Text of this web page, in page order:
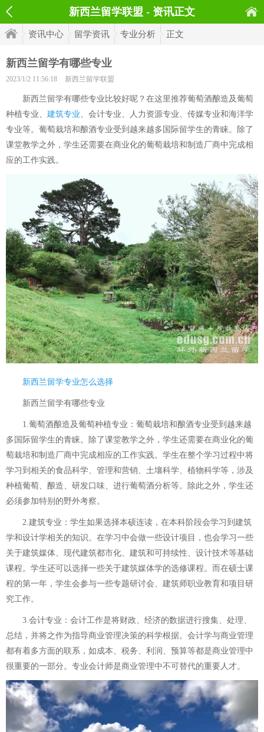
新西兰留学联盟 - 资讯正文
资讯中心 留学资讯 专业分析 正文
新西兰留学有哪些专业
2023/1/2 11:56:18 新西兰留学联盟
新西兰留学有哪些专业比较好呢？在这里推荐葡萄酒酿造及葡萄
种植专业、 建筑专业、会计专业、人力资源专业、传媒专业和海洋学
专业等。葡萄栽培和酿酒专业受到越来越多国际留学生的青睐。除了
课堂教学之外，学生还需要在商业化的葡萄栽培和制造厂商中完成相
应的工作实践。
新西兰留学专业怎么选择
新西兰留学有哪些专业
1.葡萄酒酿造及葡萄种植专业：葡萄栽培和酿酒专业受到越来越
多国际留学生的青睐。除了课堂教学之外，学生还需要在商业化的葡
萄栽培和制造厂商中完成相应的工作实践。学生在整个学习过程中将
学习到相关的食品科学、管理和营销、土壤科学、植物科学等，涉及
种植葡萄、酿造、研发口味、进行葡萄酒分析等。除此之外，学生还
必须参加特别的野外考察。
2.建筑专业：学生如果选择本硕连读，在本科阶段会学习到建筑
学和设计学相关的知识。在学习中会做一些设计项目，也会学习一些
关于建筑媒体、现代建筑都市化、建筑和可持续性、设计技术等基础
课程。学生还可以选择一些关于建筑媒体学的选修课程。而在硕士课
程的第一年，学生会参与一些专题研讨会、建筑师职业教育和项目研
究工作。
3.会计专业：会计工作是将财政、经济的数据进行搜集、处理、
总结，并将之作为指导商业管理决策的科学根据。会计学与商业管理
都有着多方面的联系，如成本、税务、利润、预算等都是商业管理中
很重要的一部分。专业会计师是商业管理中不可替代的重要人才。